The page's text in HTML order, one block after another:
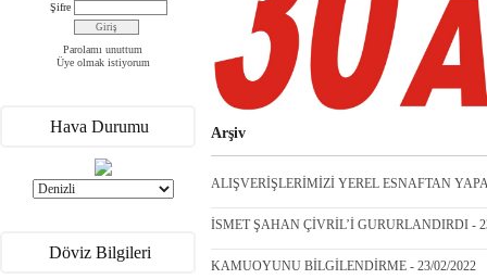
Şifre
Parolamı unuttum
Üye olmak istiyorum
Hava Durumu
Döviz Bilgileri
Arşiv
ALIŞVERİŞLERİMİZİ YEREL ESNAFTAN
İSMET ŞAHAN ÇİVRİL’İ GURURLANDIRDI -
KAMUOYUNU BİLGİLENDİRME - 23/02/2022